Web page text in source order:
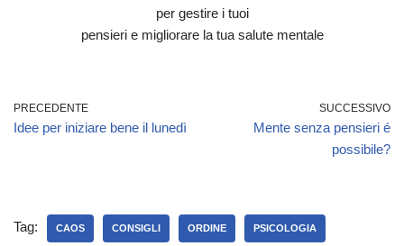
per gestire i tuoi
pensieri e migliorare la tua salute mentale
PRECEDENTE
Idee per iniziare bene il lunedì
SUCCESSIVO
Mente senza pensieri é
possibile?
Tag: CAOS CONSIGLI ORDINE PSICOLOGIA